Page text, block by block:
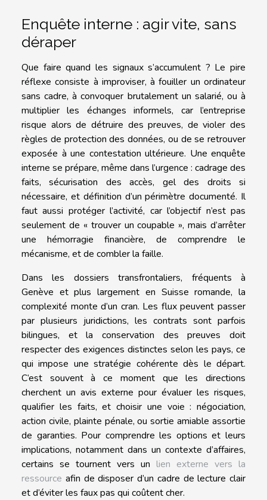
Enquête interne : agir vite, sans
déraper
Que faire quand les signaux s’accumulent ? Le pire
réflexe consiste à improviser, à fouiller un ordinateur
sans cadre, à convoquer brutalement un salarié, ou à
multiplier les échanges informels, car l’entreprise
risque alors de détruire des preuves, de violer des
règles de protection des données, ou de se retrouver
exposée à une contestation ultérieure. Une enquête
interne se prépare, même dans l’urgence : cadrage des
faits, sécurisation des accès, gel des droits si
nécessaire, et définition d’un périmètre documenté. Il
faut aussi protéger l’activité, car l’objectif n’est pas
seulement de « trouver un coupable », mais d’arrêter
une hémorragie financière, de comprendre le
mécanisme, et de combler la faille.
Dans les dossiers transfrontaliers, fréquents à
Genève et plus largement en Suisse romande, la
complexité monte d’un cran. Les flux peuvent passer
par plusieurs juridictions, les contrats sont parfois
bilingues, et la conservation des preuves doit
respecter des exigences distinctes selon les pays, ce
qui impose une stratégie cohérente dès le départ.
C’est souvent à ce moment que les directions
cherchent un avis externe pour évaluer les risques,
qualifier les faits, et choisir une voie : négociation,
action civile, plainte pénale, ou sortie amiable assortie
de garanties. Pour comprendre les options et leurs
implications, notamment dans un contexte d’affaires,
certains se tournent vers un lien externe vers la
ressource afin de disposer d’un cadre de lecture clair
et d’éviter les faux pas qui coûtent cher.